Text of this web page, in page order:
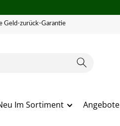
Geld-zurück-Garantie
Im Sortiment Angebote